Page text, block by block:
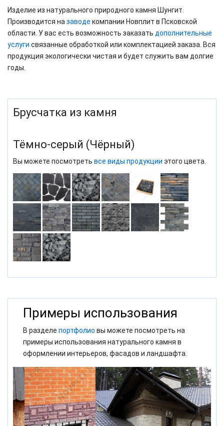
Изделие из натурального природного камня Шунгит.
Производится на заводе компании Новплит в Псковской
области. У вас есть возможность заказать дополнительные
услуги связанные обработкой или комплектацией заказа. Вся
продукция экологически чистая и будет служить вам долгие
годы.
Брусчатка из камня
Тёмно-серый (Чёрный)
Вы можете посмотреть все виды продукции этого цвета.
Примеры использования
В разделе портфолио вы можете посмотреть на
примеры использования натурального камня в
оформлении интерьеров, фасадов и ландшафта.